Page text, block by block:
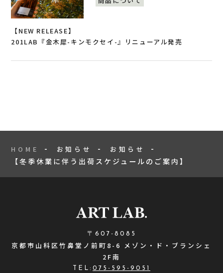
【NEW RELEASE】
201LAB『金木犀-キンモクセイ-』リニューアル発売
HOME お知らせ お知らせ
【冬季休業に伴う出荷スケジュールのご案内】
〒607-8085
京都市山科区竹鼻堂ノ前町8-6 メゾン・ド・ブランシェ
2F南
TEL: 075-595-9051